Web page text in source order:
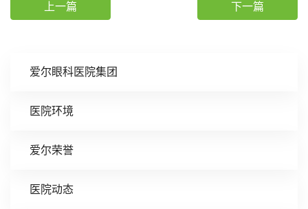
爱尔眼科医院集团
医院环境
爱尔荣誉
医院动态
上一篇 下一篇